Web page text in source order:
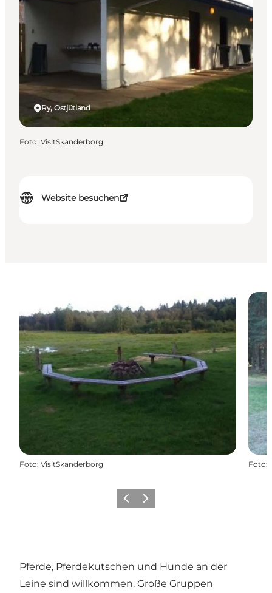
Website besuchen
Ry, Ostjütland
Foto: VisitSkanderborg
Foto: VisitSkanderborg Foto:
Vorherige Folie
Nächste Folie
Pferde, Pferdekutschen und Hunde an der
Leine sind willkommen. Große Gruppen